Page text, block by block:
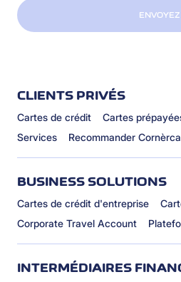
ENVOYEZ
CLIENTS PRIVÉS
Cartes de crédit Cartes
Services
Recommander
BUSINESS SOLUTIONS
Cartes de crédit d'entreprise
Corporate Travel Account
INTERMÉDIAIRES